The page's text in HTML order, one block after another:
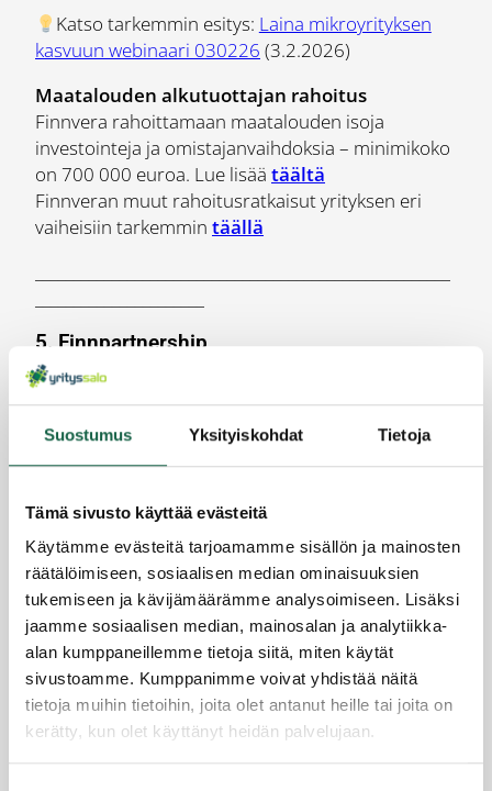
Suostumus Yksityiskohdat Tietoja
Tämä sivusto käyttää evästeitä
Käytämme evästeitä tarjoamamme sisällön ja mainosten
räätälöimiseen, sosiaalisen median ominaisuuksien
tukemiseen ja kävijämäärämme analysoimiseen. Lisäksi
jaamme sosiaalisen median, mainosalan ja analytiikka-
alan kumppaneillemme tietoja siitä, miten käytät
sivustoamme. Kumppanimme voivat yhdistää näitä
tietoja muihin tietoihin, joita olet antanut heille tai joita on
kerätty, kun olet käyttänyt heidän palvelujaan.
Katso tarkemmin esitys: Laina mikroyrityksen
kasvuun webinaari 030226 (3.2.2026)
Maatalouden alkutuottajan rahoitus
Finnvera rahoittamaan maatalouden isoja
investointeja ja omistajanvaihdoksia – minimikoko
on 700 000 euroa. Lue lisää täältä
Finnveran muut rahoitusratkaisut yrityksen eri
vaiheisiin tarkemmin täällä
5. Finnpartnership
Finnpartnership-ohjelma edistää Suomen ja
jonka ytimessä on positiivisten kehitysvaikutusten
luominen kohdemaissa.
Finnpartnership tarjoaaliikekumppanuustukea
Ukrainaan kohdistuviin hankkeisiin normaalien
hakukäytäntöjen mukaisesti.
Tukirahan hakemisesta saa parhaiten tietoa
osallistumalla joka kuukausi järjestettävään
hakemustyöpajaan.
Lue lisäätäältä
______________________________________________________